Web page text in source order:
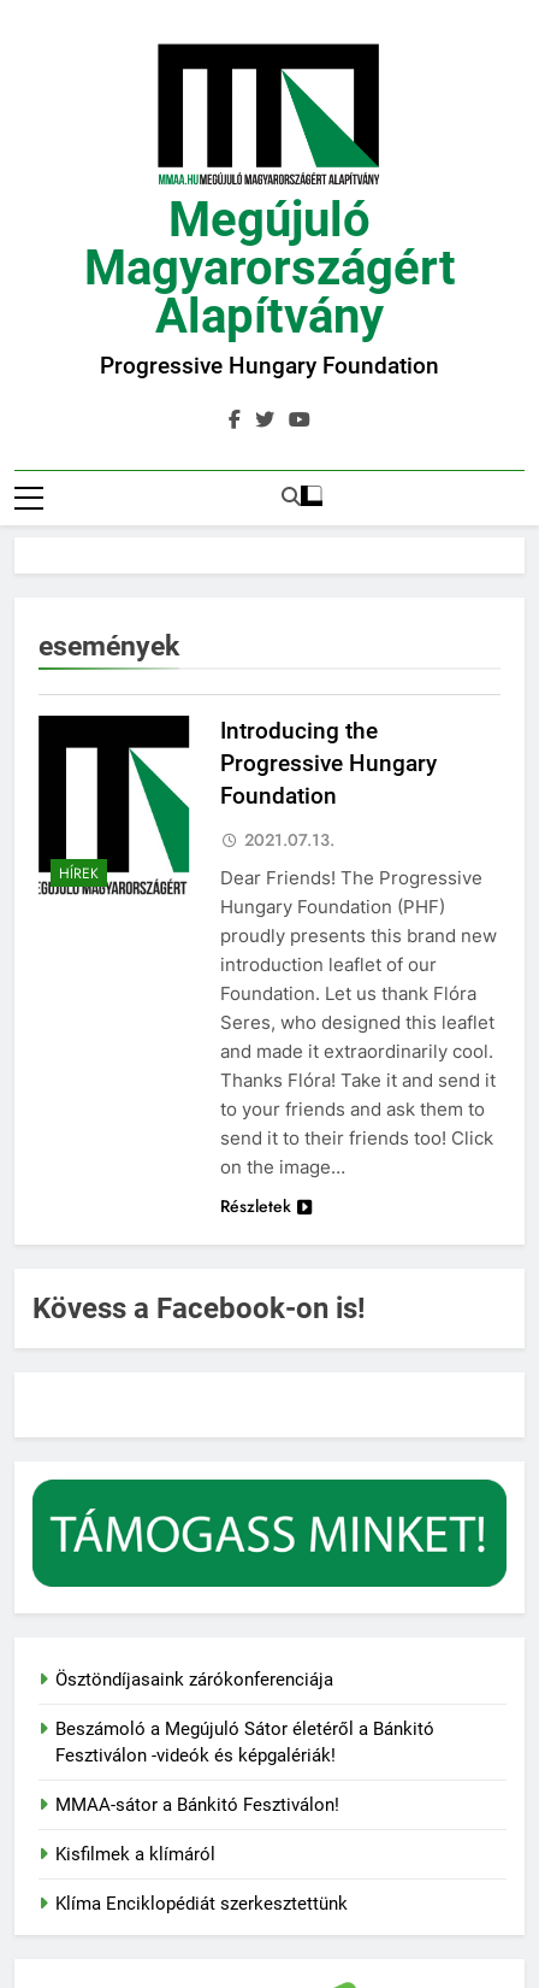
Megújuló
Magyarországért
Alapítvány
Progressive Hungary Foundation
események
HÍREK
Introducing the
Progressive Hungary
Foundation
2021.07.13.
Dear Friends! The Progressive
Hungary Foundation (PHF)
proudly presents this brand new
introduction leaflet of our
Foundation. Let us thank Flóra
Seres, who designed this leaflet
and made it extraordinarily cool.
Thanks Flóra! Take it and send it
to your friends and ask them to
send it to their friends too! Click
on the image…
Részletek
Kövess a Facebook-on is!
Ösztöndíjasaink zárókonferenciája
Beszámoló a Megújuló Sátor életéről a Bánkitó
Fesztiválon -videók és képgalériák!
MMAA-sátor a Bánkitó Fesztiválon!
Kisfilmek a klímáról
Klíma Enciklopédiát szerkesztettünk